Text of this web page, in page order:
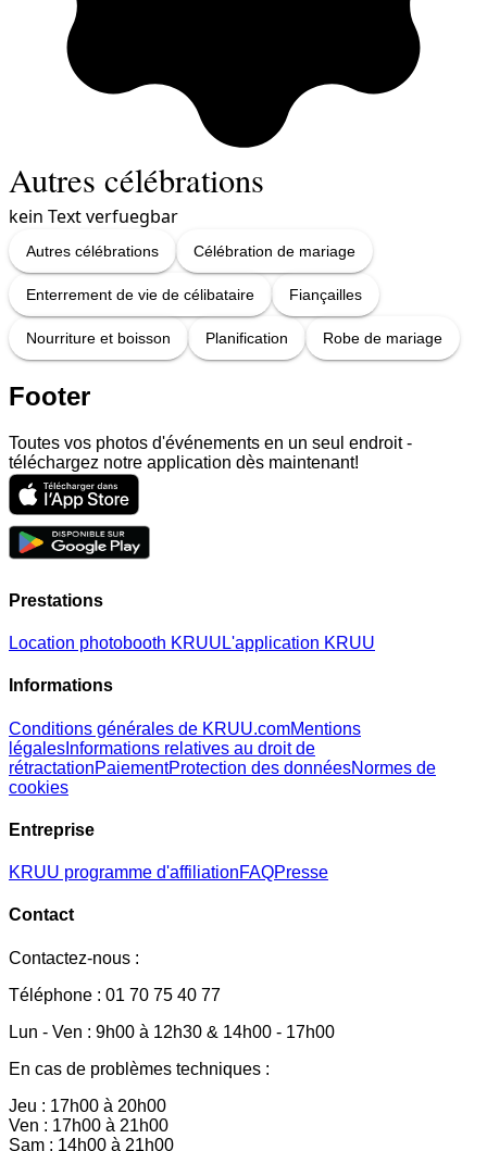
Autres célébrations
kein Text verfuegbar
Autres célébrations Célébration de mariage
Enterrement de vie de célibataire Fiançailles
Nourriture et boisson Planification Robe de mariage
Footer
Toutes vos photos d'événements en un seul endroit -
téléchargez notre application dès maintenant!
Prestations
Location photobooth KRUU L'application KRUU
Informations
Conditions générales de KRUU.comMentions
légales Informations relatives au droit de
rétractationPaiementProtection des donnéesNormes de
cookies
Entreprise
KRUU programme d'affiliationFAQPresse
Contact
Contactez-nous :
Téléphone : 01 70 75 40 77
Lun - Ven : 9h00 à 12h30 & 14h00 - 17h00
En cas de problèmes techniques :
Jeu : 17h00 à 20h00
Ven : 17h00 à 21h00
Sam : 14h00 à 21h00